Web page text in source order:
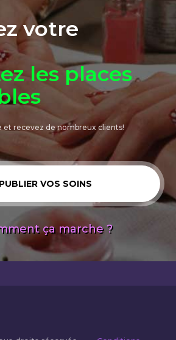
votre
les places
et recevez de nombreux clients!
VOS SOINS
ça marche ?